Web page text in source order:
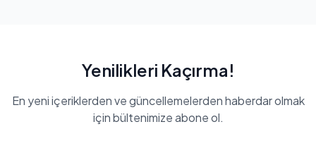
Yenilikleri Kaçırma!
En yeni içeriklerden ve güncellemelerden haberdar olmak
için bültenimize abone ol.